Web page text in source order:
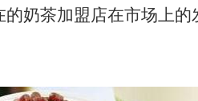
奶茶加盟店在市场上的